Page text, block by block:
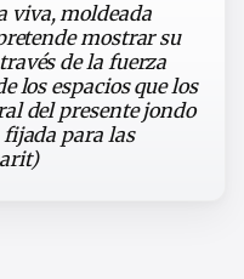
viva, moldeada
mostrar su
de la fuerza
los espacios que los
del presente jondo
fijada para las